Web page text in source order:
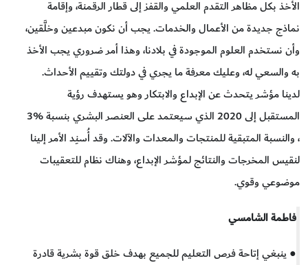
الأخذ بكل مظاهر التقدم العلمي والقفز إلى قطار الرقمنة، وإقامة
نماذج جديدة من الأعمال والخدمات. يجب أن نكون مبدعين وخلَّقين،
وأن نستخدم العلوم الموجودة في بلادنا، وهذا أمر ضروري يجب الأخذ
به والسعي له، وعليك معرفة ما يجري في دولتك وتقييم الأحداث.
لدينا مؤشر يتحدث عن الإبداع والابتكار وهو يستهدف رؤية
المستقبل إلى 2020 الذي سيعتمد على العنصر البشري بنسبة %3
، والنسبة المتبقية للمنتجات والمعدات والآلات. وقد أُسنِد الأمر إلينا
لنقيس المخرجات والنتائج لمؤشر الإبداع، وهناك نظام للتعقيبات
موضوعي وقوي.
فاطمة الشامسي
● ينبغي إتاحة فرص التعليم للجميع بهدف خلق قوة بشرية قادرة